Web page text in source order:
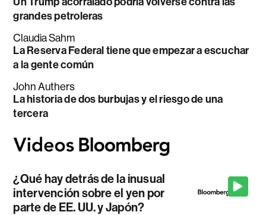
grandes petroleras
Claudia Sahm
La Reserva Federal tiene que empezar a escuchar
a la gente común
John Authers
La historia de dos burbujas y el riesgo de una
tercera
¿Qué hay detrás de la inusual
intervención sobre el yen por
parte de EE. UU. y Japón?